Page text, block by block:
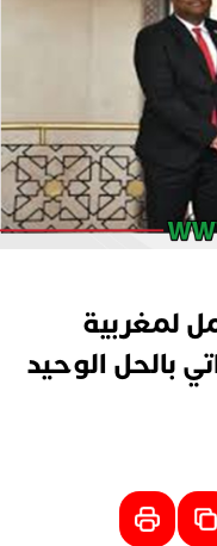
لمغربية
بالحل الوحيد